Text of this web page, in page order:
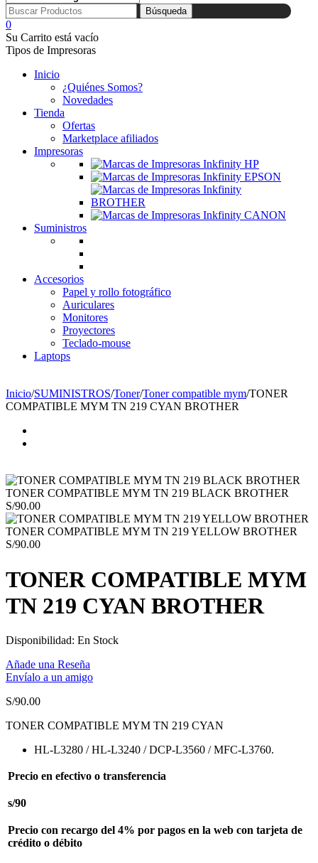
0
Su Carrito está vacío
Tipos de Impresoras
Inicio
¿Quiénes Somos?
Novedades
Tienda
Ofertas
Marketplace afiliados
Impresoras
Suministros
Accesorios
Papel y rollo fotográfico
Auriculares
Monitores
Proyectores
Teclado-mouse
Laptops
Inicio/SUMINISTROS/Toner/Toner compatible mym/TONER
COMPATIBLE MYM TN 219 CYAN BROTHER
TONER COMPATIBLE MYM TN 219 BLACK BROTHER
S/90.00
TONER COMPATIBLE MYM TN 219 YELLOW BROTHER
S/90.00
TONER COMPATIBLE MYM
TN 219 CYAN BROTHER
Disponibilidad: En Stock
Añade una Reseña
Envíalo a un amigo
S/90.00
TONER COMPATIBLE MYM TN 219 CYAN
HL-L3280 / HL-L3240 / DCP-L3560 / MFC-L3760.
Precio en efectivo o transferencia
s/90
Precio con recargo del 4% por pagos en la web con tarjeta de
crédito o débito